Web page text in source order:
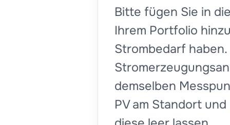
Bitte fügen Sie in
Ihrem Portfolio
Strombedarf
demselben
PV am Standort